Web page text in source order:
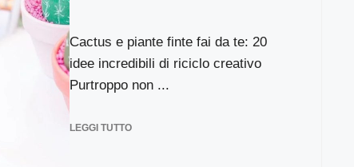
Cactus e piante finte fai da te: 20
idee incredibili di riciclo creativo
Purtroppo non ...
LEGGI TUTTO